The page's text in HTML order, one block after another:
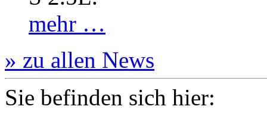
mehr …
» zu allen News
Sie befinden sich hier: